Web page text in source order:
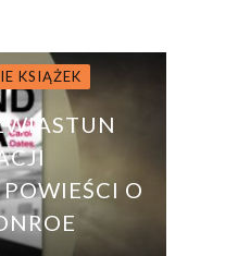
KSIĄŻEK
O